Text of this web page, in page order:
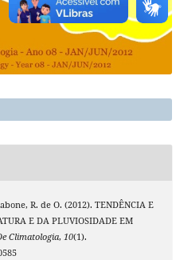
R. de O. (2012). TENDÊNCIA E
E DA PLUVIOSIDADE EM
Climatologia, 10(1).